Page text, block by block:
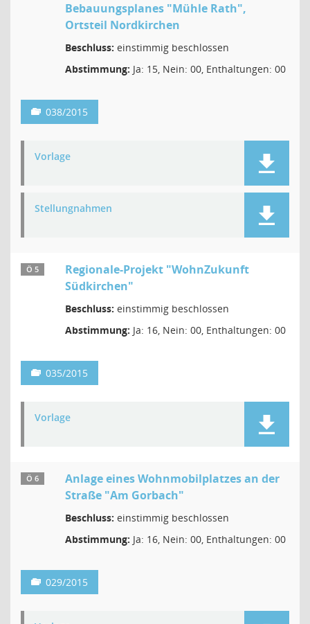
Bebauungsplanes "Mühle Rath",
Ortsteil Nordkirchen
Beschluss: einstimmig beschlossen
Abstimmung: Ja: 15, Nein: 00, Enthaltungen: 00
038/2015
Vorlage
Stellungnahmen
Ö 5
Regionale-Projekt "WohnZukunft
Südkirchen"
Beschluss: einstimmig beschlossen
Abstimmung: Ja: 16, Nein: 00, Enthaltungen: 00
035/2015
Vorlage
Ö 6
Anlage eines Wohnmobilplatzes an der
Straße "Am Gorbach"
Beschluss: einstimmig beschlossen
Abstimmung: Ja: 16, Nein: 00, Enthaltungen: 00
029/2015